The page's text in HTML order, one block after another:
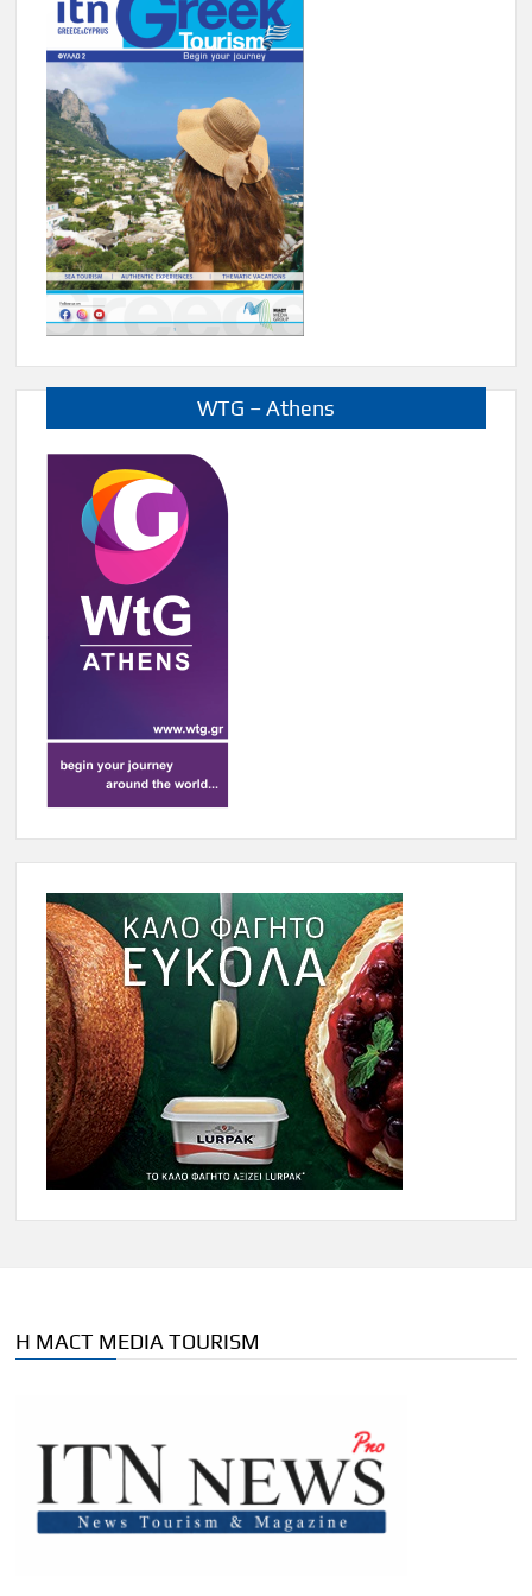
WTG – Athens
Η MACT MEDIA TOURISM